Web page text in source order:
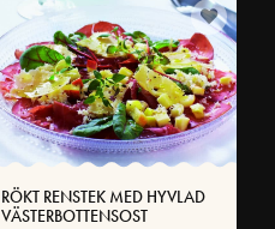
RÖKT RENSTEK MED HYVLAD
VÄSTERBOTTENSOST